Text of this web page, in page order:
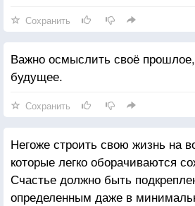
Сохранить
Важно осмыслить своё
будущее.
Сохранить
Негоже строить свою жизнь на
которые легко оборачиваются
Счастье должно быть
определенным даже в